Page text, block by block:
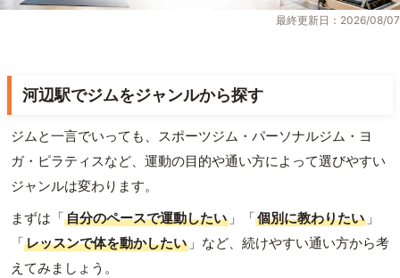
最終更新日：2026/08/07
河辺駅でジムをジャンルから探す
ジムと一言でいっても、スポーツジム・パーソナルジム・ヨ
ガ・ピラティスなど、運動の目的や通い方によって選びやすい
ジャンルは変わります。
まずは「自分のペースで運動したい 」「個別に教わりたい 」
「レッスンで体を動かしたい 」など、続けやすい通い方から考
えてみましょう。